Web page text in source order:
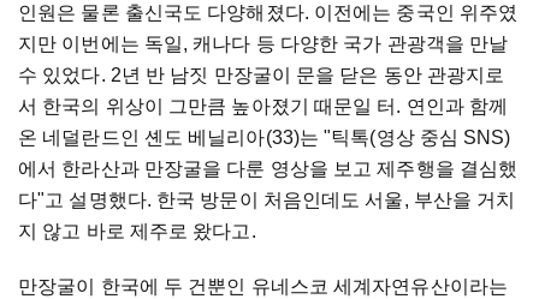
인원은 물론 출신국도 다양해졌다. 이전에는 중국인 위주였
지만 이번에는 독일, 캐나다 등 다양한 국가 관광객을 만날
수 있었다. 2년 반 남짓 만장굴이 문을 닫은 동안 관광지로
서 한국의 위상이 그만큼 높아졌기 때문일 터. 연인과 함께
온 네덜란드인 셴도 베닐리아(33)는 "틱톡(영상 중심 SNS)
에서 한라산과 만장굴을 다룬 영상을 보고 제주행을 결심했
다"고 설명했다. 한국 방문이 처음인데도 서울, 부산을 거치
지 않고 바로 제주로 왔다고.
만장굴이 한국에 두 건뿐인 유네스코 세계자연유산이라는